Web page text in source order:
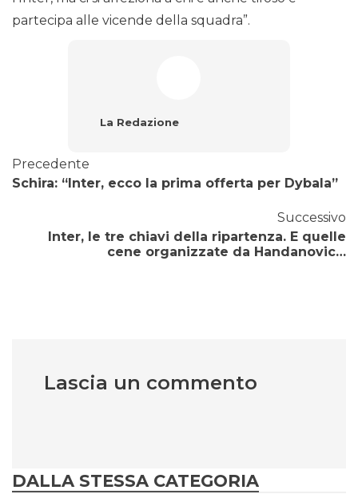
partecipa alle vicende della squadra”.
La Redazione
Precedente
Schira: “Inter, ecco la prima offerta per Dybala”
Successivo
Inter, le tre chiavi della ripartenza. E quelle
cene organizzate da Handanovic…
Lascia un commento
DALLA STESSA CATEGORIA